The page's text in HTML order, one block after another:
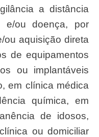
a distância
e/ou doença, por
ou aquisição direta
de equipamentos
ou implantáveis
em clínica médica
química, em
de idosos,
ou domiciliar